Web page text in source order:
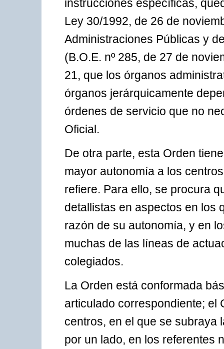
instrucciones específicas,
Ley 30/1992, de 26 de
Administraciones Públicas y
(B.O.E. nº 285, de 27 de
21, que los órganos
órganos jerárquicamente
órdenes de servicio que no
Oficial.
De otra parte, esta Orden
mayor autonomía a los
refiere. Para ello, se procura
detallistas en aspectos en los
razón de su autonomía, y en
muchas de las líneas de
colegiados.
La Orden está conformada
articulado correspondiente; el
centros, en el que se subraya
por un lado, en los referentes